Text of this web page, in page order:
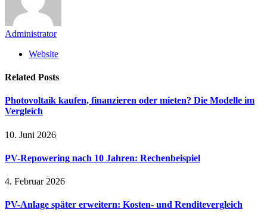
Administrator
Website
Related Posts
Photovoltaik kaufen, finanzieren oder mieten? Die Modelle im
Vergleich
10. Juni 2026
PV-Repowering nach 10 Jahren: Rechenbeispiel
4. Februar 2026
PV-Anlage später erweitern: Kosten- und Renditevergleich